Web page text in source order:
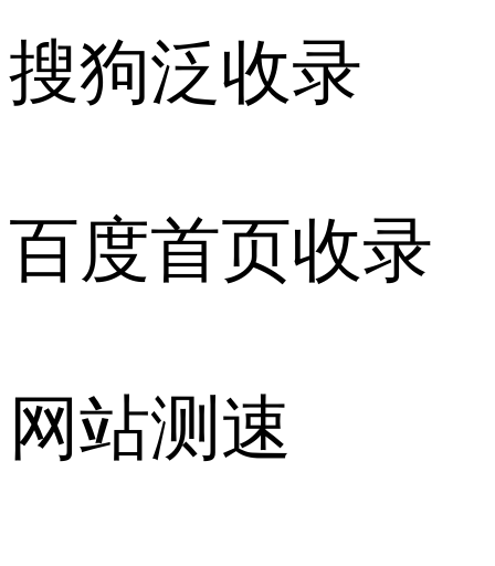
搜狗泛收录
百度首页收录
网站测速